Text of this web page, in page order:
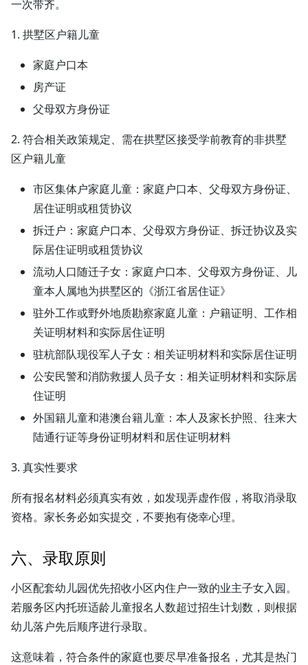
一次带齐。
1. 拱墅区户籍儿童
家庭户口本
房产证
父母双方身份证
2. 符合相关政策规定、需在拱墅区接受学前教育的非拱墅
区户籍儿童
市区集体户家庭儿童：家庭户口本、父母双方身份证、
居住证明或租赁协议
拆迁户：家庭户口本、父母双方身份证、拆迁协议及实
际居住证明或租赁协议
流动人口随迁子女：家庭户口本、父母双方身份证、儿
童本人属地为拱墅区的《浙江省居住证》
驻外工作或野外地质勘察家庭儿童：户籍证明、工作相
关证明材料和实际居住证明
驻杭部队现役军人子女：相关证明材料和实际居住证明
公安民警和消防救援人员子女：相关证明材料和实际居
住证明
外国籍儿童和港澳台籍儿童：本人及家长护照、往来大
陆通行证等身份证明材料和居住证明材料
3. 真实性要求
所有报名材料必须真实有效，如发现弄虚作假，将取消录取
资格。家长务必如实提交，不要抱有侥幸心理。
六、录取原则
小区配套幼儿园优先招收小区内住户一致的业主子女入园。
若服务区内托班适龄儿童报名人数超过招生计划数，则根据
幼儿落户先后顺序进行录取。
这意味着，符合条件的家庭也要尽早准备报名，尤其是热门